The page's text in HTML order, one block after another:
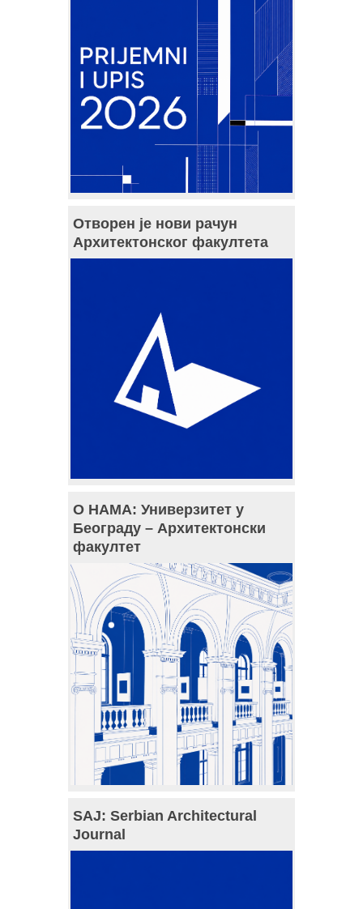
Отворен је нови рачун
Архитектонског факултета
О НАМА: Универзитет у
Београду – Архитектонски
факултет
SAJ: Serbian Architectural
Journal